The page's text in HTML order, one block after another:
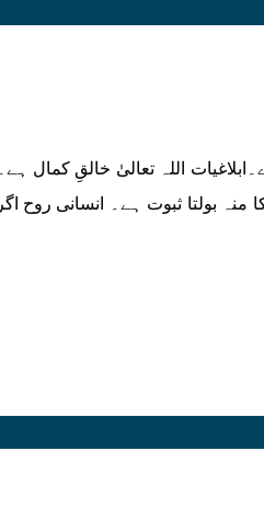
اللہ تعالیٰ خالقِ کمال ہے۔
بولتا ثبوت ہے۔ انسانی روح اگر